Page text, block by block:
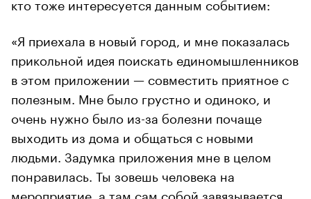
«Я приехала в новый город, и мне показалась
прикольной идея поискать единомышленников
в этом приложении — совместить приятное с
полезным. Мне было грустно и одиноко, и
очень нужно было из-за болезни почаще
выходить из дома и общаться с новыми
людьми. Задумка приложения мне в целом
понравилась. Ты зовешь человека на
мероприятие, а там сам собой завязывается